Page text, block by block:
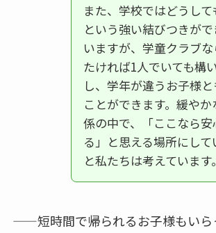
また、学校ではどうして
という強い結びつきが
いますが、学童クラブ
たければ1人でいても構
し、学年が違うお子様
ことができます。緩や
係の中で、「ここなら安
る」と思える場所にし
と私たちは考えています。
——短時間で帰られるお子様もいら